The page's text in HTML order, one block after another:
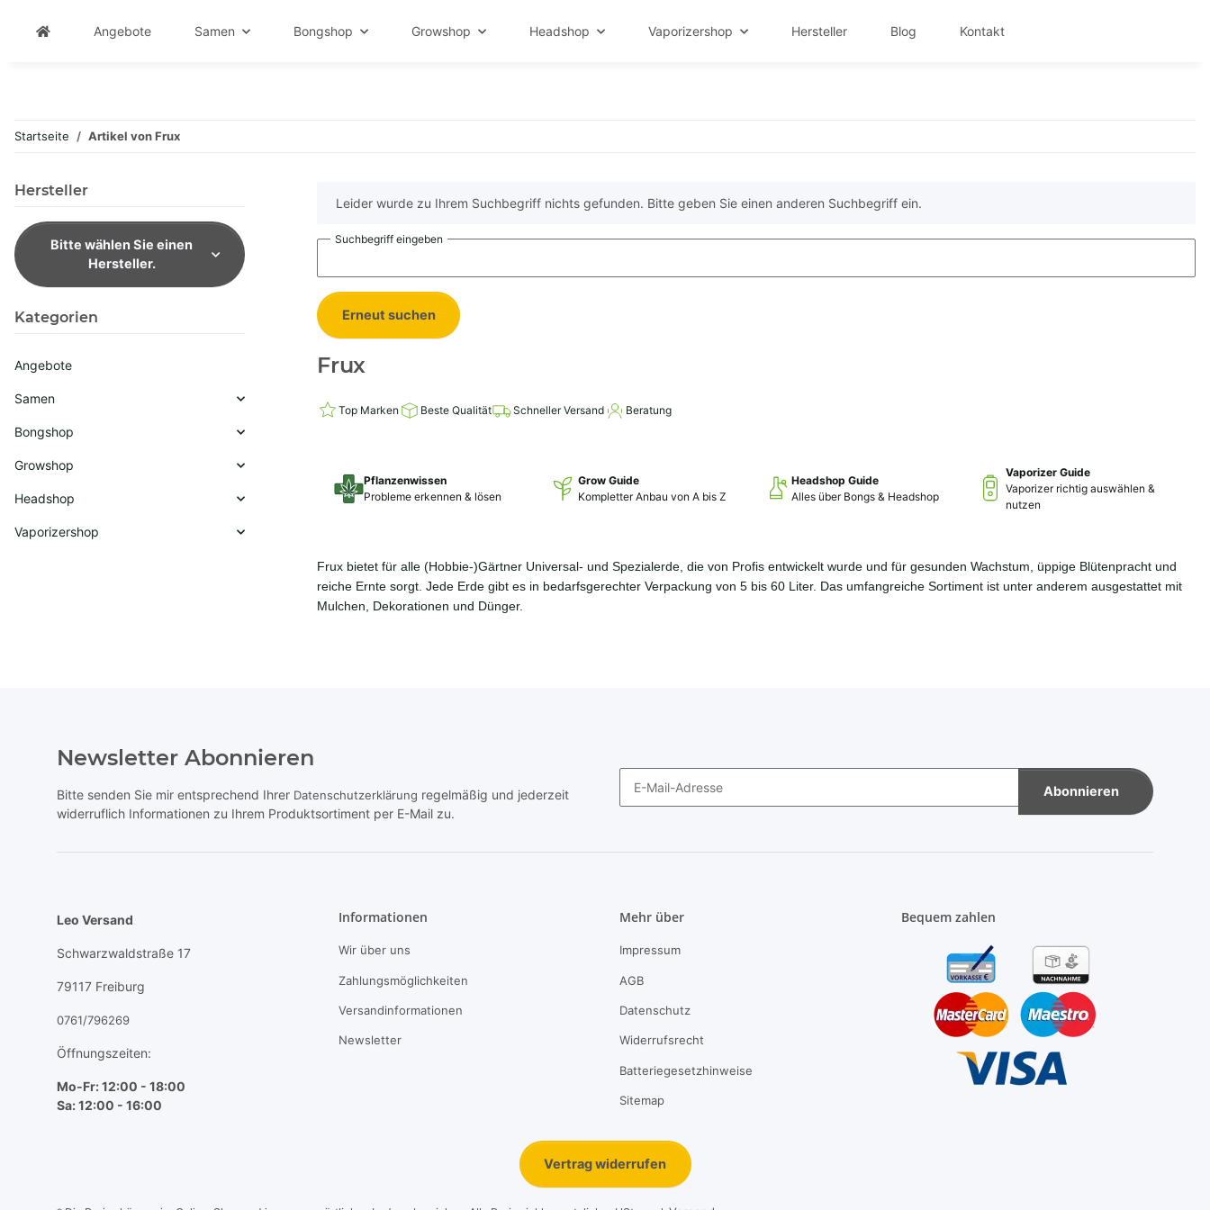
Angebote Samen Bongshop Growshop Headshop Vaporizershop Hersteller Blog Kontakt
Startseite Artikel von Frux
xLeider wurde zu Ihrem Suchbegriff nichts gefunden. Bitte geben Sie einen anderen Suchbegriff ein.
Suchbegriff eingeben
Erneut suchen
Frux
Top Marken Beste Qualität Schneller Versand Beratung
Pflanzenwissen
Probleme erkennen & lösen
Grow Guide
Kompletter Anbau von A bis Z
Headshop Guide
Alles über Bongs & Headshop
Vaporizer Guide
Vaporizer richtig auswählen &
nutzen
Frux bietet für alle (Hobbie-)Gärtner Universal- und Spezialerde, die von Profis entwickelt wurde und für gesunden Wachstum, üppige Blütenpracht und
reiche Ernte sorgt. Jede Erde gibt es in bedarfsgerechter Verpackung von 5 bis 60 Liter. Das umfangreiche Sortiment ist unter anderem ausgestattet mit
Mulchen, Dekorationen und Dünger.
Hersteller
Bitte wählen Sie einen
Hersteller.
Kategorien
Angebote
Samen
Bongshop
Growshop
Headshop
Vaporizershop
Newsletter Abonnieren
Bitte senden Sie mir entsprechend Ihrer Datenschutzerklärung regelmäßig und jederzeit
widerruflich Informationen zu Ihrem Produktsortiment per E-Mail zu.
Abonnieren
Leo Versand
Schwarzwaldstraße 17
79117 Freiburg
0761/796269
Öffnungszeiten:
Mo-Fr: 12:00 - 18:00
Sa: 12:00 - 16:00
Informationen
Wir über uns
Zahlungsmöglichkeiten
Versandinformationen
Newsletter
Mehr über
Impressum
AGB
Datenschutz
Widerrufsrecht
Batteriegesetzhinweise
Sitemap
Bequem zahlen
Vertrag widerrufen